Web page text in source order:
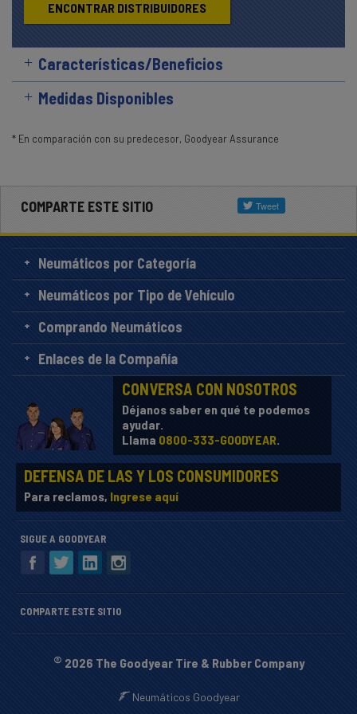
ENCONTRAR DISTRIBUIDORES
Características/Beneficios
Medidas Disponibles
* En comparación con su predecesor, Goodyear Assurance
COMPARTE ESTE SITIO
Neumáticos por Categoría
Neumáticos por Tipo de Vehículo
Comprando Neumáticos
Enlaces de la Compañía
CONVERSA CON NOSOTROS
Déjanos saber en qué te podemos
ayudar.
Llama 0800-333-GOODYEAR.
DEFENSA DE LAS Y LOS CONSUMIDORES
Para reclamos, Ingrese aquí
SIGUE A GOODYEAR
COMPARTE ESTE SITIO
© 2026 The Goodyear Tire & Rubber Company
Neumáticos Goodyear